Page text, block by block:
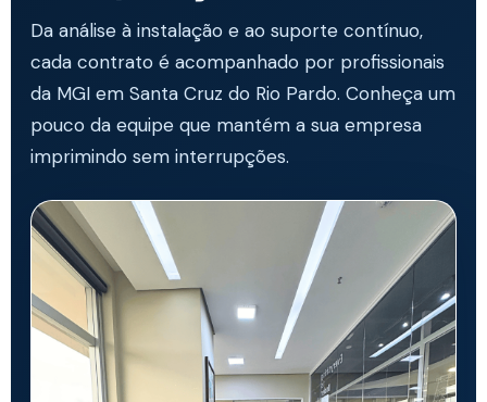
Da análise à instalação e ao suporte contínuo,
cada contrato é acompanhado por profissionais
da MGI em Santa Cruz do Rio Pardo. Conheça um
pouco da equipe que mantém a sua empresa
imprimindo sem interrupções.